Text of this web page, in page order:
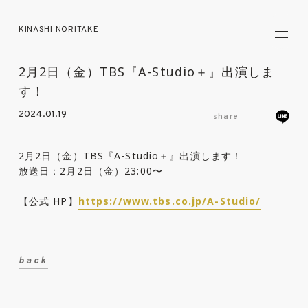
KINASHI NORITAKE
2月2日（金）TBS『A-Studio＋』出演しま
す！
2024.01.19 share
2月2日（金）TBS『A-Studio＋』出演します！
放送日：2月2日（金）23:00〜
【公式 HP】 https://www.tbs.co.jp/A-Studio/
back